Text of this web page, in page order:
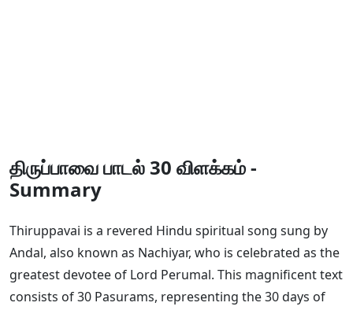
திருப்பாவை பாடல் 30 விளக்கம் -
Summary
Thiruppavai is a revered Hindu spiritual song sung by
Andal, also known as Nachiyar, who is celebrated as the
greatest devotee of Lord Perumal. This magnificent text
consists of 30 Pasurams, representing the 30 days of